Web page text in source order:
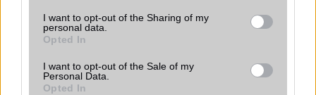
not limited to your visit or usage behaviour. You may click to
grant or deny consent to Google and its third-party tags to
use your data for below specified purposes in below Google
consent section.
I want to opt-out of the Sharing of my
personal data.
Opted In
I want to opt-out of the Sale of my
Personal Data.
Opted In
amelyek maguktól dolgoznak a háttérben.
Ez a rejtett Samsung funkció teljesen
megváltoztatja a mobilhasználatot –
sokan mégsem tudnak róla